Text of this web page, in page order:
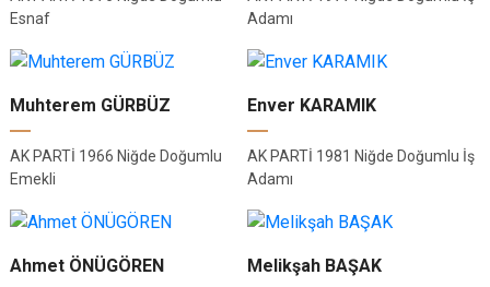
Esnaf
Adamı
Muhterem GÜRBÜZ
AK PARTİ 1966 Niğde Doğumlu
Emekli
Enver KARAMIK
AK PARTİ 1981 Niğde Doğumlu İş
Adamı
Ahmet ÖNÜGÖREN Melikşah BAŞAK